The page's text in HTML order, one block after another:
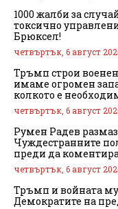
1000 жалби за
токсично
Брюксел!
четвъртък, 6 август
Тръмп строи
имаме огромен
колкото е
четвъртък, 6 август
Румен Радев
Чуждестранните
преди да
четвъртък, 6 август
Тръмп и войната му
Демократите на